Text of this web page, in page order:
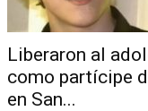
Liberaron al
como partícipe
en San...